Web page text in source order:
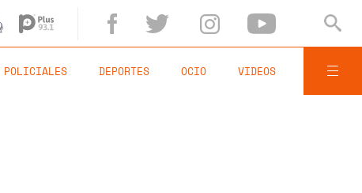
POLICIALES DEPORTES OCIO VIDEOS